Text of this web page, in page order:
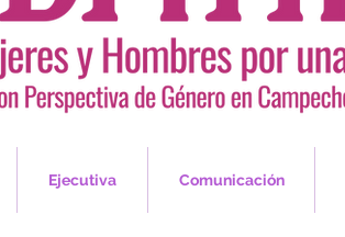
Ejecutiva Comunicación